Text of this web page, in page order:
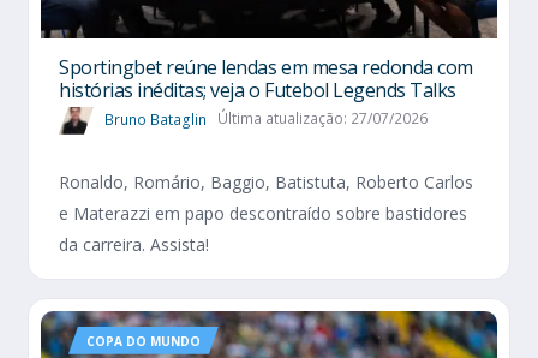
Sportingbet reúne lendas em mesa redonda com
histórias inéditas; veja o Futebol Legends Talks
Bruno Bataglin Última atualização: 27/07/2026
Ronaldo, Romário, Baggio, Batistuta, Roberto Carlos
e Materazzi em papo descontraído sobre bastidores
da carreira. Assista!
COPA DO MUNDO